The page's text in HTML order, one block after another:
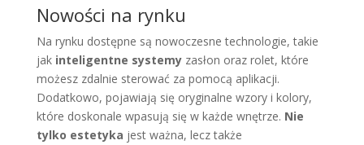
Nowości na rynku
Na rynku dostępne są nowoczesne technologie, takie
jak inteligentne systemyzasłon oraz rolet, które
możesz zdalnie sterować za pomocą aplikacji.
Dodatkowo, pojawiają się oryginalne wzory i kolory,
które doskonale wpasują się w każde wnętrze. Nie
tylko estetyka jest ważna, lecz także